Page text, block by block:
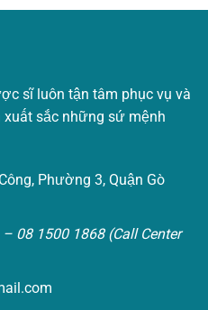
sĩ luôn tận tâm phục vụ và
sắc những sứ mệnh
Phường 3, Quận Gò
– 08 1500 1868 (Call Center